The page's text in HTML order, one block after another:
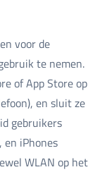
voor de
te nemen.
of App Store op
en sluit ze
gebruikers
en iPhones
WLAN op het